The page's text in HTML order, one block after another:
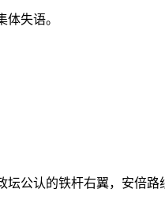
体失语。
坛公认的铁杆右翼，安倍